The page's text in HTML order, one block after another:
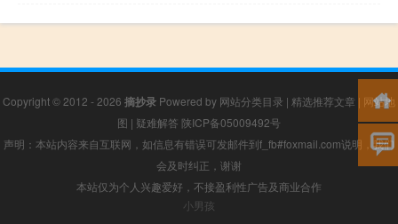
Copyright © 2012 - 2026 摘抄录 Powered by 网站分类目录 | 精选推荐文章 | 网站地
图 | 疑难解答 陕ICP备05009492号
声明：本站内容来自互联网，如信息有错误可发邮件到f_fb#foxmail.com说明，我们
会及时纠正，谢谢
本站仅为个人兴趣爱好，不接盈利性广告及商业合作
小男孩